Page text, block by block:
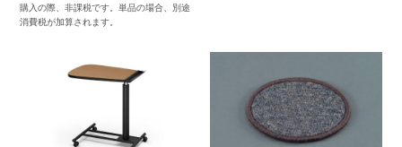
購入の際、非課税です。単品の場合、別途
消費税が加算されます。